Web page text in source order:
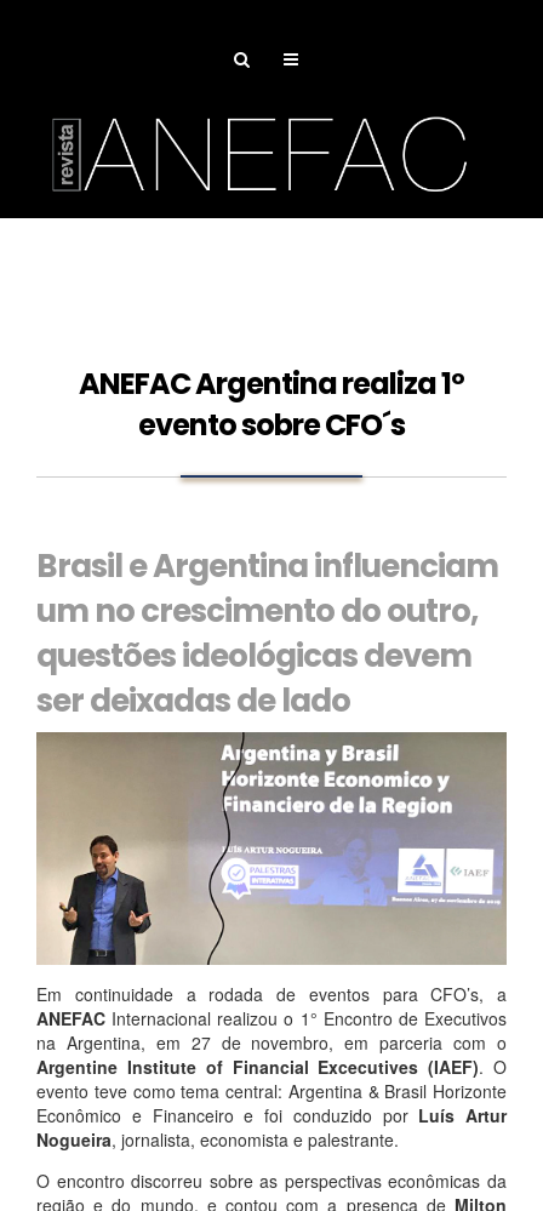
ANEFAC Argentina realiza 1º
evento sobre CFO´s
Brasil e Argentina influenciam
um no crescimento do outro,
questões ideológicas devem
ser deixadas de lado
Em continuidade a rodada de eventos para CFO’s, a
ANEFAC Internacional realizou o 1° Encontro de Executivos
na Argentina, em 27 de novembro, em parceria com o
Argentine Institute of Financial Excecutives (IAEF). O
evento teve como tema central: Argentina & Brasil Horizonte
Econômico e Financeiro e foi conduzido por Luís Artur
Nogueira, jornalista, economista e palestrante.
O encontro discorreu sobre as perspectivas econômicas da
região e do mundo, e contou com a presença de Milton